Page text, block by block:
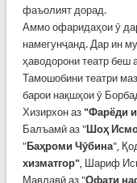
фаъолият дорад.
Аммо офаридаҳои ӯ
намегунҷанд. Дар ин
ҳаводорони театр беш
Тамошобини театри
барои нақшҳои ӯ
Хизирхон аз "Фарёди
Балъамӣ аз "Шоҳ
"Баҳроми Чӯбина",
хизматгор", Шариф
Мавлавӣ аз "Офати